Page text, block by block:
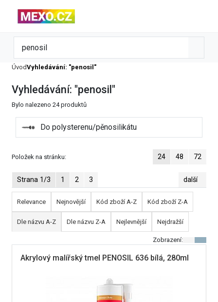
ÚvodVyhledávání: "penosil"
Vyhledávání: "penosil"
Bylo nalezeno 24 produktů
Do polysterenu/pěnosilikátu
Položek na stránku: 24 48 72
Strana 1/3 1 2 3 další
Relevance Nejnovější Kód zboží A-Z Kód zboží Z-A
Dle názvu A-Z Dle názvu Z-A Nejlevnější Nejdražší
Zobrazení:
Akrylový malířský tmel PENOSIL 636 bílá, 280ml